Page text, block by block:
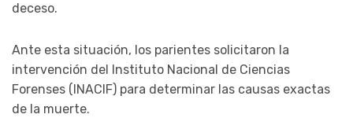
deceso.
Ante esta situación, los parientes solicitaron la
intervención del Instituto Nacional de Ciencias
Forenses (INACIF) para determinar las causas exactas
de la muerte.